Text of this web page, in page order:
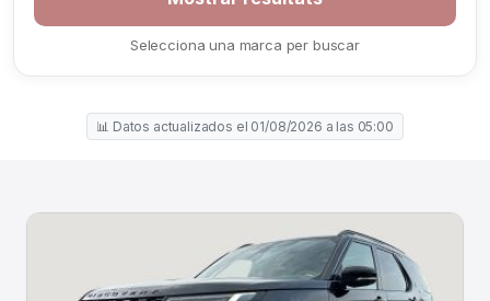
Selecciona una marca per buscar
📊 Datos actualizados el 01/08/2026 a las 05:00